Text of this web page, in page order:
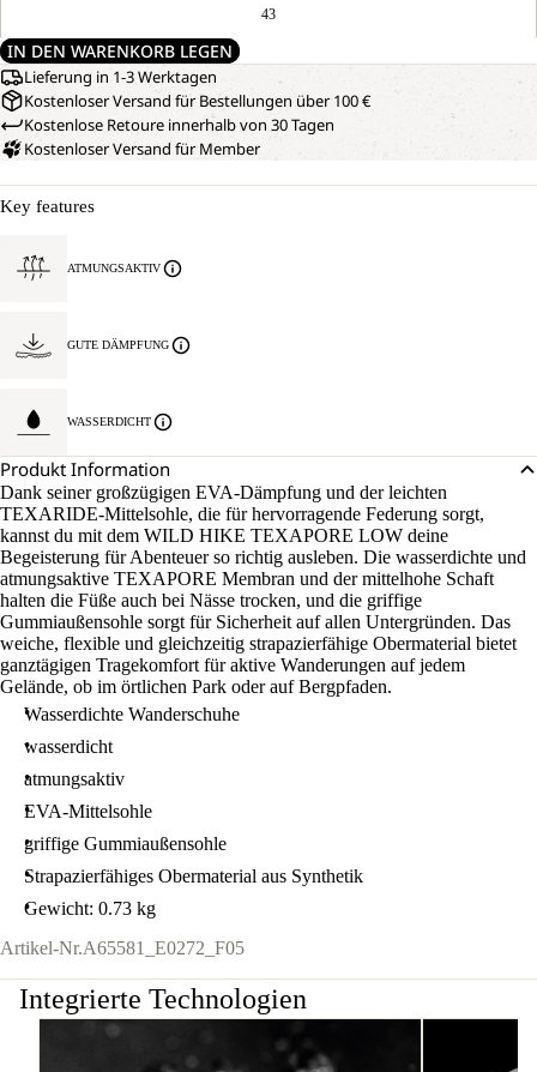
43
IN DEN WARENKORB LEGEN
Lieferung in 1-3 Werktagen
Kostenloser Versand für Bestellungen über 100 €
Kostenlose Retoure innerhalb von 30 Tagen
Kostenloser Versand für Member
Key features
ATMUNGSAKTIV
GUTE DÄMPFUNG
WASSERDICHT
Produkt Information
Dank seiner großzügigen EVA-Dämpfung und der leichten
TEXARIDE-Mittelsohle, die für hervorragende Federung sorgt,
kannst du mit dem WILD HIKE TEXAPORE LOW deine
Begeisterung für Abenteuer so richtig ausleben. Die wasserdichte und
atmungsaktive TEXAPORE Membran und der mittelhohe Schaft
halten die Füße auch bei Nässe trocken, und die griffige
Gummiaußensohle sorgt für Sicherheit auf allen Untergründen. Das
weiche, flexible und gleichzeitig strapazierfähige Obermaterial bietet
ganztägigen Tragekomfort für aktive Wanderungen auf jedem
Gelände, ob im örtlichen Park oder auf Bergpfaden.
Wasserdichte Wanderschuhe
wasserdicht
atmungsaktiv
EVA-Mittelsohle
griffige Gummiaußensohle
Strapazierfähiges Obermaterial aus Synthetik
Gewicht: 0.73 kg
Artikel-Nr.A65581_E0272_F05
Integrierte Technologien